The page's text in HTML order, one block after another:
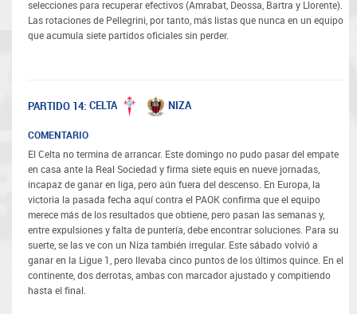
selecciones para recuperar efectivos (Amrabat, Deossa, Bartra y Llorente).
Las rotaciones de Pellegrini, por tanto, más listas que nunca en un equipo
que acumula siete partidos oficiales sin perder.
PARTIDO 14: CELTA NIZA
COMENTARIO
El Celta no termina de arrancar. Este domingo no pudo pasar del empate
en casa ante la Real Sociedad y firma siete equis en nueve jornadas,
incapaz de ganar en liga, pero aún fuera del descenso. En Europa, la
victoria la pasada fecha aquí contra el PAOK confirma que el equipo
merece más de los resultados que obtiene, pero pasan las semanas y,
entre expulsiones y falta de puntería, debe encontrar soluciones. Para su
suerte, se las ve con un Niza también irregular. Este sábado volvió a
ganar en la Ligue 1, pero llevaba cinco puntos de los últimos quince. En el
continente, dos derrotas, ambas con marcador ajustado y compitiendo
hasta el final.